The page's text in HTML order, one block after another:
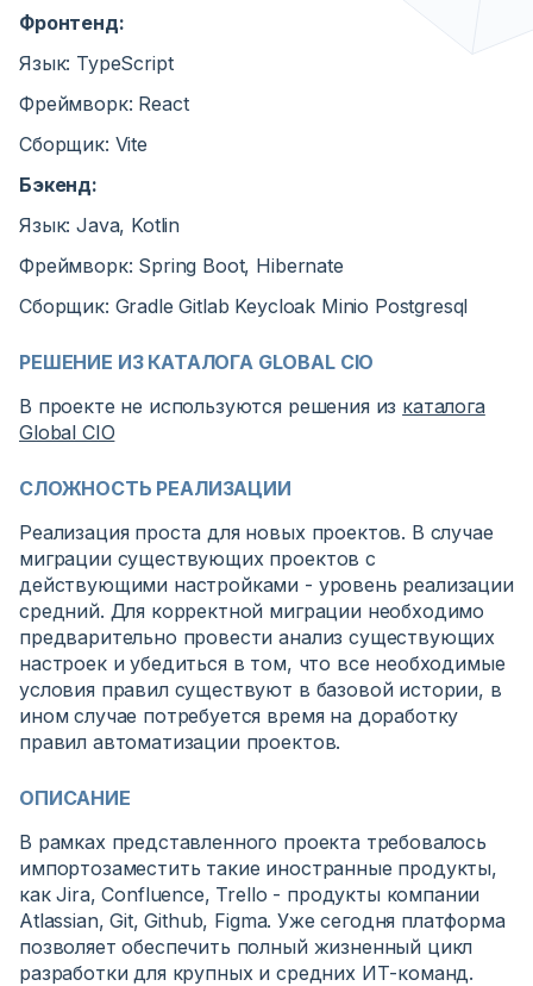
Фронтенд:
Язык: TypeScript
Фреймворк: React
Сборщик: Vite
Бэкенд:
Язык: Java, Kotlin
Фреймворк: Spring Boot, Hibernate
Сборщик: Gradle Gitlab Keycloak Minio Postgresql
РЕШЕНИЕ ИЗ КАТАЛОГА GLOBAL CIO
В проекте не используются решения из каталога
Global CIO
СЛОЖНОСТЬ РЕАЛИЗАЦИИ
Реализация проста для новых проектов. В случае
миграции существующих проектов с
действующими настройками - уровень реализации
средний. Для корректной миграции необходимо
предварительно провести анализ существующих
настроек и убедиться в том, что все необходимые
условия правил существуют в базовой истории, в
ином случае потребуется время на доработку
правил автоматизации проектов.
ОПИСАНИЕ
В рамках представленного проекта требовалось
импортозаместить такие иностранные продукты,
как Jira, Confluence, Trello - продукты компании
Atlassian, Git, Github, Figma. Уже сегодня платформа
позволяет обеспечить полный жизненный цикл
разработки для крупных и средних ИТ-команд.